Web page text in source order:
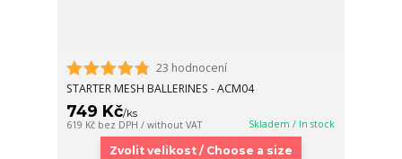
23 hodnocení
STARTER MESH BALLERINES - ACM04
749 Kč/ks
619 Kč bez DPH / without VAT Skladem / In stock
Zvolit velikost / Choose a size